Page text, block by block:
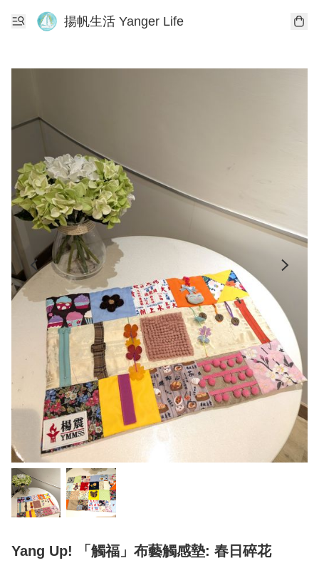
揚帆生活 Yanger Life
Yang Up! 「觸福」布藝觸感墊: 春日碎花